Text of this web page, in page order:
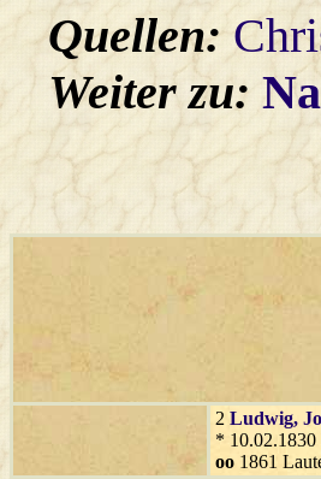
Quellen:
Weiter zu:
2 Ludwig,
* 10.02.1830
oo 1861